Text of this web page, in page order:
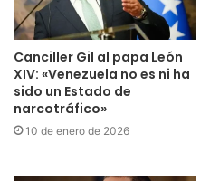
Canciller Gil al papa León
XIV: «Venezuela no es ni ha
sido un Estado de
narcotráfico»
10 de enero de 2026